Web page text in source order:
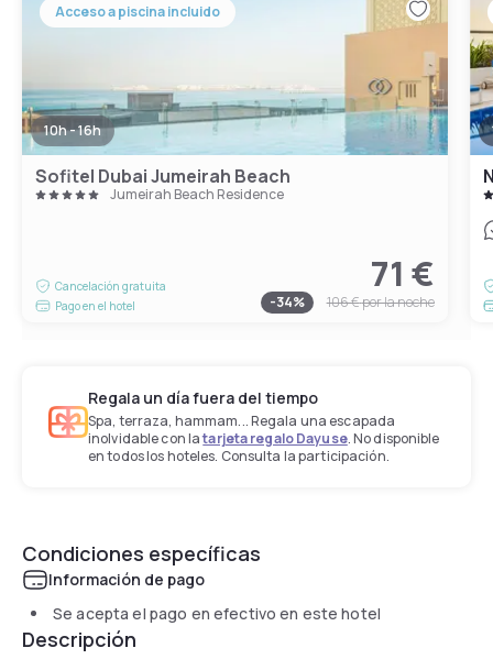
Acceso a piscina incluido
10h - 16h
Sofitel Dubai Jumeirah Beach
Jumeirah Beach Residence
Cancelación gratuita
Pago en el hotel
71 €
-34% 106 €por la noche
Regala un día fuera del tiempo
Spa, terraza, hammam... Regala una escapada
inolvidable con latarjeta regalo Dayuse. No disponible
en todos los hoteles. Consulta la participación.
Condiciones específicas
Información de pago
Se acepta el pago en efectivo en este hotel
Descripción